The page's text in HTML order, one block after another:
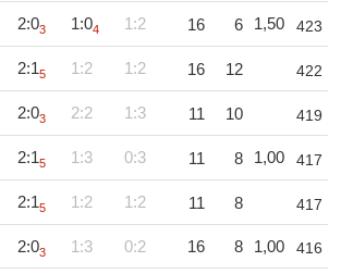
2:03 1:04 1:2 16 6 1,50 423
2:15 1:2 1:2 16 12 422
2:03 2:2 1:3 11 10 419
2:15 1:3 0:3 11 8 1,00 417
2:15 1:2 1:2 11 8 417
2:03 1:3 0:2 16 8 1,00 416